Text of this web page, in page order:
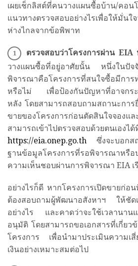
เผยเช็กลิสต์ที่คนวางแผนซื้อบ้าน/
แนวทางตรวจสอบอย่างไรเพื่อให้มั่นใ
ห่างไกลจากข้อพิพาท
ตรวจสอบว่าโครงการผ่าน EIA
วางแผนซื้อที่อยู่อาศัยนั้น หนึ่งในปัจ
พิจารณาคือโครงการที่สนใจซื้อมีกา
หรือไม่ เพื่อป้องกันปัญหาที่อาจกระ
หลัง โดยสามารถสอบถามสถานะกา
ขายของโครงการก่อนตัดสินใจจอง
สามารถเข้าไปตรวจสอบด้วยตนเอ
https://eia.onep.go.th ซึ่งจะบอกสถ
ฐานข้อมูลโครงการที่รอพิจารณาหรือ
ความเห็นชอบผ่านการพิจารณา EIA เ
อย่างไรก็ดี หากโครงการเปิดขายก่อ
ต้องสอบถามผู้พัฒนาอสังหาฯ ให้ชัด
อย่างไร และคาดว่าจะใช้เวลานาน
อนุมัติ โดยสามารถขอเอกสารที่เกี่ยว
โครงการ เพื่อนำมาประเมินความเสี่
เงินอย่างเหมาะสมต่อไป